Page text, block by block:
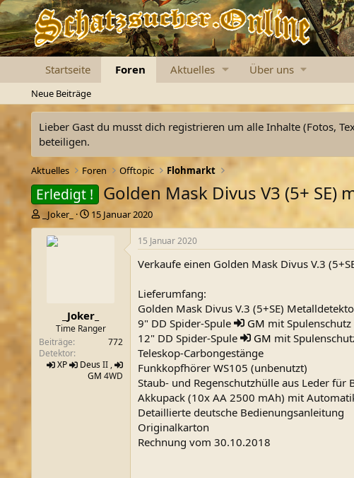
Startseite Foren Aktuelles Über uns
Neue Beiträge
Lieber Gast du musst dich registrieren um alle Inhalte (Fotos,
beteiligen.
Aktuelles Foren Offtopic Flohmarkt
Erledigt ! Golden Mask Divus V3 (5+ SE)
r
_Joker_
E
r
a
m
15 Januar 2020
_Joker_
Time Ranger
Beiträge
772
Detektor
XP
DeusII ,
GM 4WD
15 Januar 2020
Verkaufe einen Golden Mask Divus V.3
Lieferumfang:
Golden Mask Divus V.3 (5+SE)
9" DD Spider-Spule
GM mit Spulenschutz
12" DD Spider-Spule
GM mit
Teleskop-Carbongestänge
Funkkopfhörer WS105 (unbenutzt)
Staub- und Regenschutzhülle aus Leder für
Akkupack (10x AA 2500 mAh) mit
Detaillierte deutsche Bedienungsanleitung
Originalkarton
Rechnung vom 30.10.2018